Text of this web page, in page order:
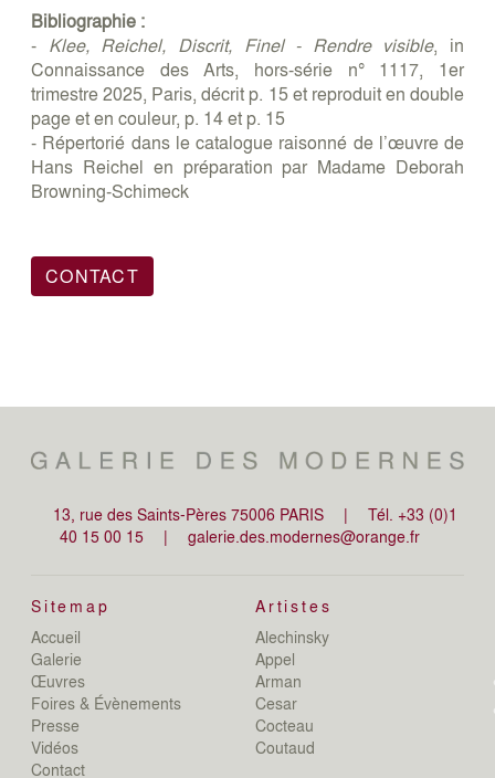
Bibliographie :
- Klee, Reichel, Discrit, Finel - Rendre visible, in
Connaissance des Arts, hors-série n° 1117, 1er
trimestre 2025, Paris, décrit p. 15 et reproduit en double
page et en couleur, p. 14 et p. 15
- Répertorié dans le catalogue raisonné de l’œuvre de
Hans Reichel en préparation par Madame Deborah
Browning-Schimeck
CONTACT
13, rue des Saints-Pères 75006 PARIS |
Tél. +33 (0)1
40 15 00 15
| galerie.des.modernes@orange.fr
Sitemap
Accueil
Galerie
Œuvres
Foires & Évènements
Presse
Vidéos
Contact
Artistes
Alechinsky
Appel
Arman
Cesar
Cocteau
Coutaud